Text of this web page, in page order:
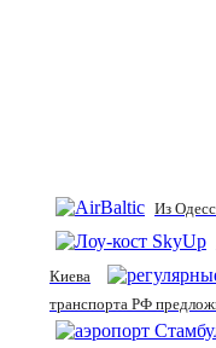
Из
Киева
транспорта РФ